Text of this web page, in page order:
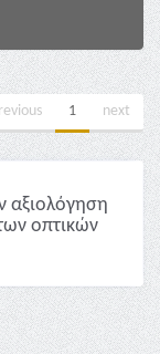
1 next
αξιολόγηση
οπτικών